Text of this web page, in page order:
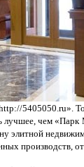
5405050.ru».
лучшее, чем
элитной
производств,